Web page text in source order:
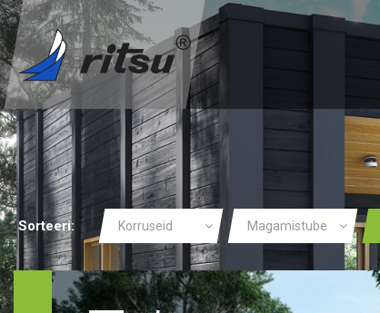
Sorteeri: Korruseid Magamistube